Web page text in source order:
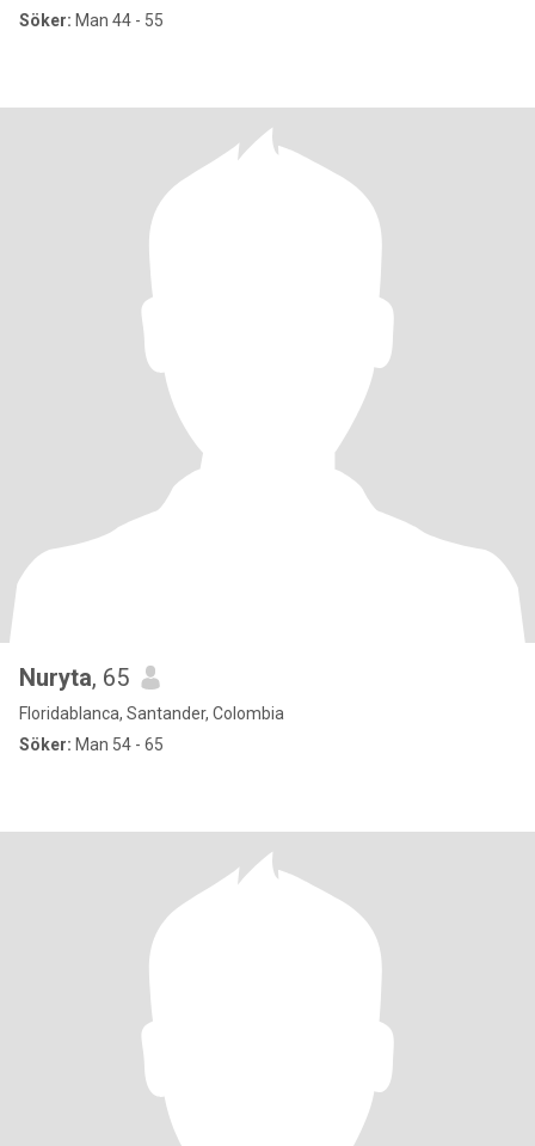
Söker: Man 44 - 55
Nuryta, 65
Floridablanca, Santander, Colombia
Söker: Man 54 - 65